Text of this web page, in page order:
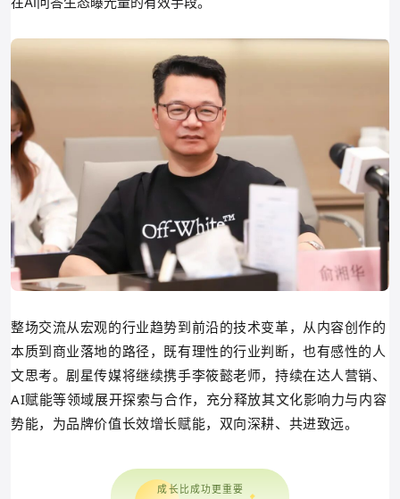
整场交流从宏观的行业趋势到前沿的技术变革，从内容创作的
本质到商业落地的路径，既有理性的行业判断，也有感性的人
文思考。剧星传媒将继续携手李筱懿老师，持续在达人营销、
AI赋能等领域展开探索与合作，充分释放其文化影响力与内容
势能，为品牌价值长效增长赋能，双向深耕、共进致远。
成长比成功更重要